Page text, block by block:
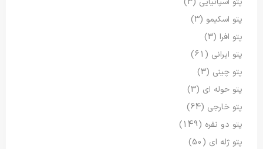
پتو اسکیمو (3)
پتو افرا (3)
پتو ایرانی (61)
پتو چینی (3)
پتو حوله ای (3)
پتو خارجی (64)
پتو دو نفره (149)
پتو ژله ای (50)